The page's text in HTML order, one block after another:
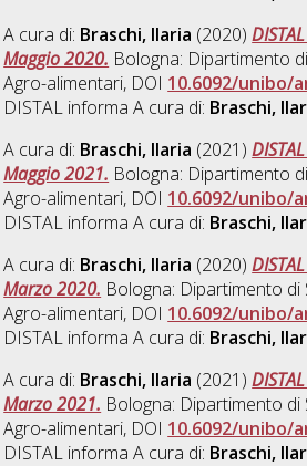
A cura di: Braschi, Ilaria (2020)
Maggio 2020. Bologna: Dipartimento
Agro-alimentari, DOI 10.6092/unibo/
DISTAL informa A cura di: Braschi,
A cura di: Braschi, Ilaria (2021)
Maggio 2021. Bologna: Dipartimento
Agro-alimentari, DOI 10.6092/unibo/
DISTAL informa A cura di: Braschi,
A cura di: Braschi, Ilaria (2020)
Marzo 2020. Bologna: Dipartimento di
Agro-alimentari, DOI 10.6092/unibo/
DISTAL informa A cura di: Braschi,
A cura di: Braschi, Ilaria (2021)
Marzo 2021. Bologna: Dipartimento di
Agro-alimentari, DOI 10.6092/unibo/
DISTAL informa A cura di: Braschi,